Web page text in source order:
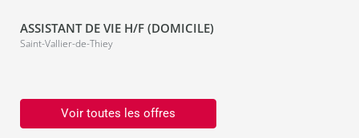
ASSISTANT DE VIE H/F (DOMICILE)
Saint-Vallier-de-Thiey
Voir toutes les offres